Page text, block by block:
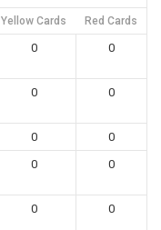
Yellow Cards Red Cards
0 0
0 0
0 0
0 0
0 0